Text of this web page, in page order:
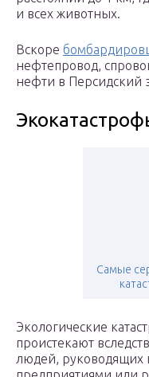
и всех животных.
Вскоре
нефтепровод,
нефти в Персидский
Самые
Экологические
проистекают
людей,